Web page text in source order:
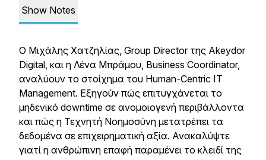
Show Notes
Ο Μιχάλης Χατζηλίας, Group Director της Akeydor
Digital, και η Λένα Μπράμου, Business Coordinator,
αναλύουν το στοίχημα του Human-Centric IT
Management. Εξηγούν πώς επιτυγχάνεται το
μηδενικό downtime σε ανομοιογενή περιβάλλοντα
και πώς η Τεχνητή Νοημοσύνη μετατρέπει τα
δεδομένα σε επιχειρηματική αξία. Ανακαλύψτε
γιατί η ανθρώπινη επαφή παραμένει το κλειδί της